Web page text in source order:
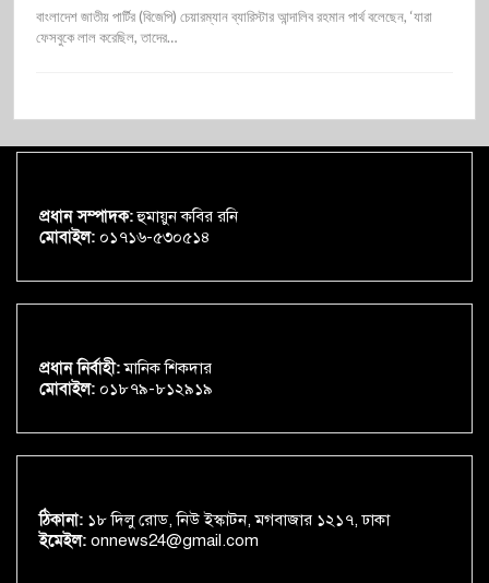
বাংলাদেশ জাতীয় পার্টির (বিজেপি) চেয়ারম্যান ব্যারিস্টার আন্দালিব রহমান পার্থ বলেছেন, ‘যারা
ফেসবুকে লাল করেছিল, তাদের…
প্রধান সম্পাদক:হুমায়ুন কবির রনি
মোবাইল: ০১৭১৬-৫৩০৫১৪
প্রধান নির্বাহী:মানিক শিকদার
মোবাইল: ০১৮৭৯-৮১২৯১৯
ঠিকানা: ১৮ দিলু রোড, নিউ ইস্কাটন, মগবাজার ১২১৭, ঢাকা
ইমেইল: onnews24@gmail.com